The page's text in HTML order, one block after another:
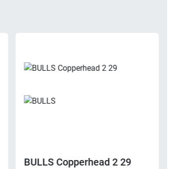
BULLSCopperhead 3 29